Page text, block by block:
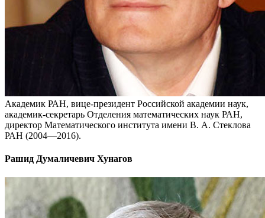
Академик РАН, вице-президент Российской академии наук,
академик-секретарь Отделения математических наук РАН,
директор Математического института имени В. А. Стеклова
РАН (2004—2016).
Рашид Думаличевич Хунагов